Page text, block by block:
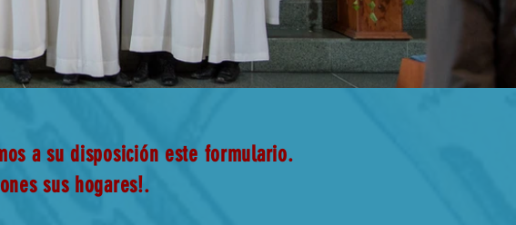
a su disposición este formulario.
sus hogares!.